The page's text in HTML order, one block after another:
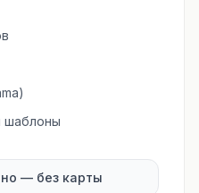
шаблоны
— без карты